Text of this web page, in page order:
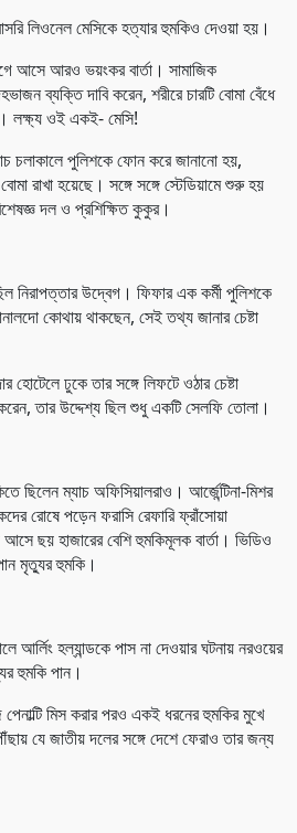
লিওনেল মেসিকে হত্যার হুমকিও দেওয়া হয়।
আসে আরও ভয়ংকর বার্তা। সামাজিক
ব্যক্তি দাবি করেন, শরীরে চারটি বোমা বেঁধে
লক্ষ্য ওই একই- মেসি!
চলাকালে পুলিশকে ফোন করে জানানো হয়,
রাখা হয়েছে। সঙ্গে সঙ্গে স্টেডিয়ামে শুরু হয়
দল ও প্রশিক্ষিত কুকুর।
নিরাপত্তার উদ্বেগ। ফিফার এক কর্মী পুলিশকে
কোথায় থাকছেন, সেই তথ্য জানার চেষ্টা
ঢুকে তার সঙ্গে লিফটে ওঠার চেষ্টা
তার উদ্দেশ্য ছিল শুধু একটি সেলফি তোলা।
ছিলেন ম্যাচ অফিসিয়ালরাও। আর্জেন্টিনা-মিশর
রোষে পড়েন ফরাসি রেফারি ফ্রাঁসোয়া
আসে ছয় হাজারের বেশি হুমকিমূলক বার্তা। ভিডিও
মৃত্যুর হুমকি।
আর্লিং হল্যান্ডকে পাস না দেওয়ার ঘটনায় নরওয়ের
হুমকি পান।
মিস করার পরও একই ধরনের হুমকির মুখে
যে জাতীয় দলের সঙ্গে দেশে ফেরাও তার জন্য